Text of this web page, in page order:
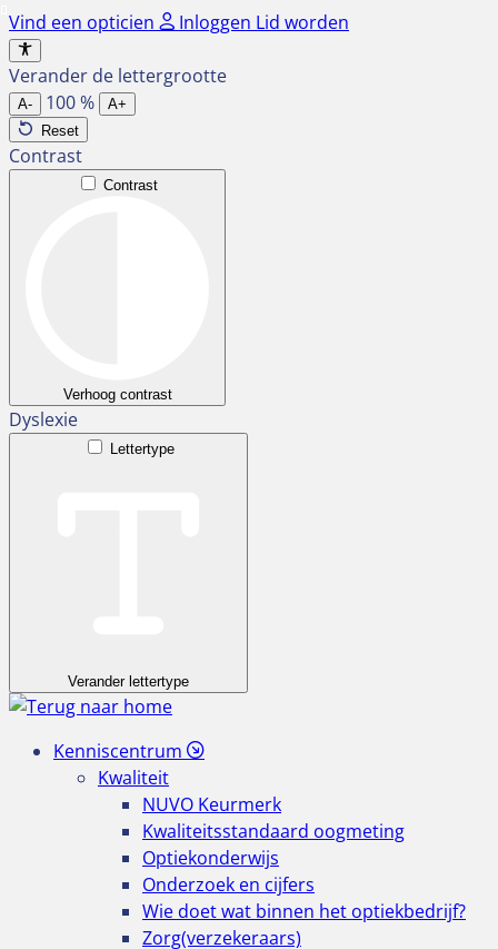
Ga
naar
de
inhoud
Vind een opticien Inloggen Lid worden
Verander de lettergrootte
A- 100%
A+
Reset
Contrast
Contrast
Verhoog contrast
Dyslexie
Lettertype
Verander lettertype
Kenniscentrum
Kwaliteit
NUVO Keurmerk
Kwaliteitsstandaard oogmeting
Optiekonderwijs
Onderzoek en cijfers
Wie doet wat binnen het optiekbedrijf?
Zorg(verzekeraars)